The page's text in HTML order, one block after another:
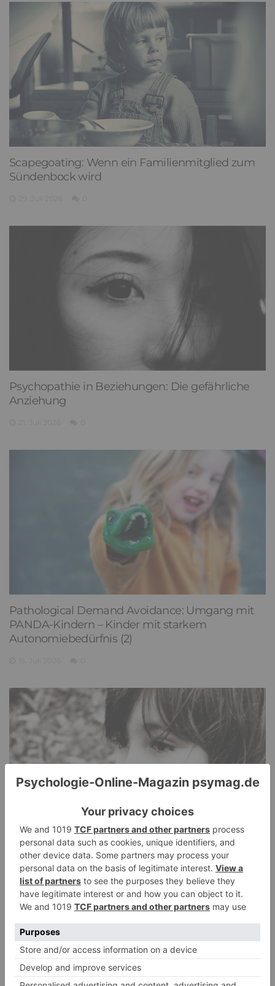
Scapegoating: Wenn ein Familienmitglied zum
Sündenbock wird
Psychopathie in Beziehungen: Die gefährliche
Anziehung
Pathological Demand Avoidance: Umgang mit
PANDA-Kindern – Kinder mit starkem
Autonomiebedürfnis (2)
PDA Autismus: Merkmale und Umgang mit
PANDA-Kindern – Kinder mit starkem
Autonomiebedürfnis (1)
9. Juli 2026 0
NEUESTE KOMMENTARE
Renate B.zuVerbale Angriffe abwehren: Psychologische Tipps für
ruhige Antworten